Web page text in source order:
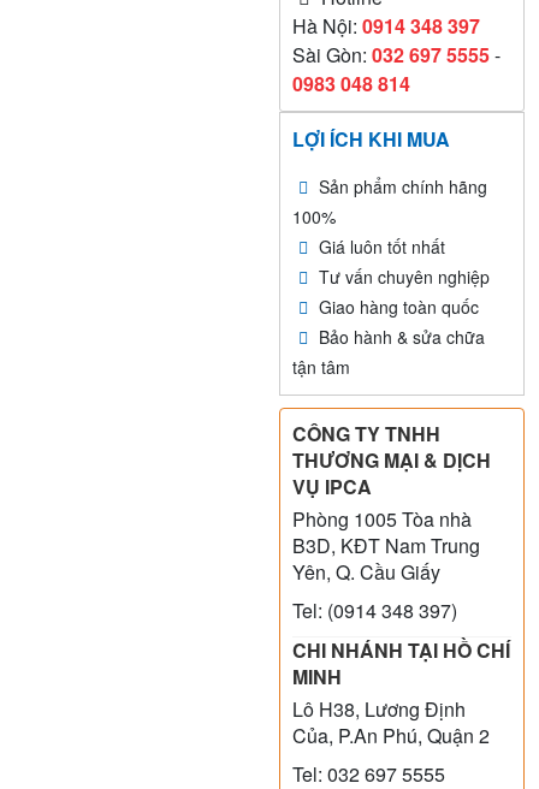
Hà Nội:0914 348 397
Sài Gòn:032 697 5555-
0983 048 814
LỢI ÍCH KHI MUA
Sản phẩm chính hãng
100%
Giá luôn tốt nhất
Tư vấn chuyên nghiệp
Giao hàng toàn quốc
Bảo hành & sửa chữa
tận tâm
CÔNG TY TNHH
THƯƠNG MẠI & DỊCH
VỤ IPCA
Phòng 1005 Tòa nhà
B3D, KĐT Nam Trung
Yên, Q. Cầu Giấy
Tel: (0914 348 397)
CHI NHÁNH TẠI HỒ CHÍ
MINH
Lô H38, Lương Định
Của, P.An Phú, Quận 2
Tel: 032 697 5555